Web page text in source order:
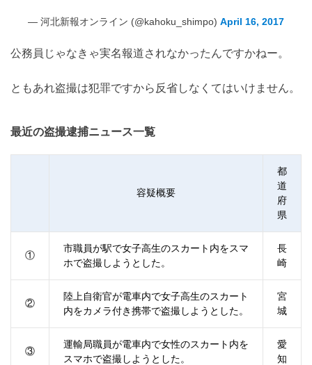
— 河北新報オンライン (@kahoku_shimpo) April 16, 2017
公務員じゃなきゃ実名報道されなかったんですかねー。
ともあれ盗撮は犯罪ですから反省しなくてはいけません。
最近の盗撮逮捕ニュース一覧
容疑概要
都
道
府
県
①
市職員が駅で女子高生のスカート内をスマ
ホで盗撮しようとした。
長
崎
②
陸上自衛官が電車内で女子高生のスカート
内をカメラ付き携帯で盗撮しようとした。
宮
城
③
運輸局職員が電車内で女性のスカート内を
スマホで盗撮しようとした。
愛
知